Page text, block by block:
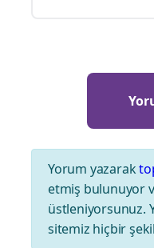
Yorum yazarak
etmiş bulunuyor
üstleniyorsunuz.
sitemiz hiçbir